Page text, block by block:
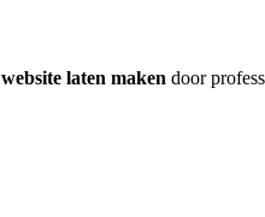
website laten maken door